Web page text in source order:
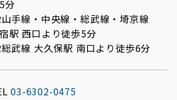
分
手線・中央線・総武線・埼京線
駅 西口より徒歩5分
武線 大久保駅 南口より徒歩6分
03-6302-0475